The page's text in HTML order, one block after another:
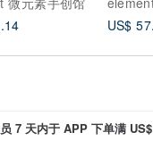
US$
7 天内于 APP 下单满